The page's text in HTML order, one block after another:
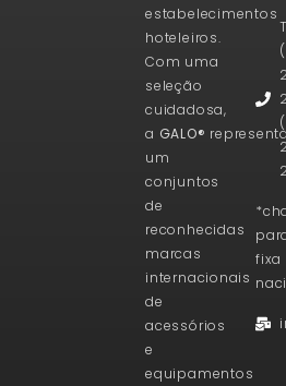
estabelecimentos
hoteleiros.
Com uma
seleção
cuidadosa,
a GALO® representa
um
conjuntos
de
reconhecidas
marcas
internacionais
de
acessórios
e
equipamentos
fixa